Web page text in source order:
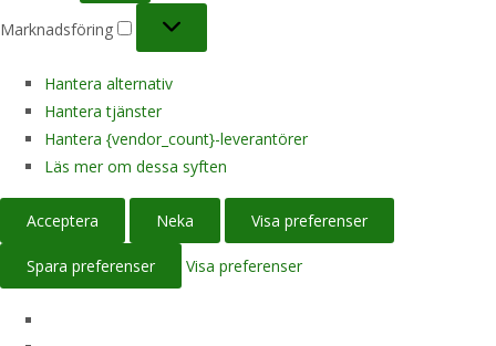
Marknadsföring
Hantera alternativ
Hantera tjänster
Hantera {vendor_count}-leverantörer
Läs mer om dessa syften
Acceptera Neka Visa preferenser
Spara preferenser Visa preferenser